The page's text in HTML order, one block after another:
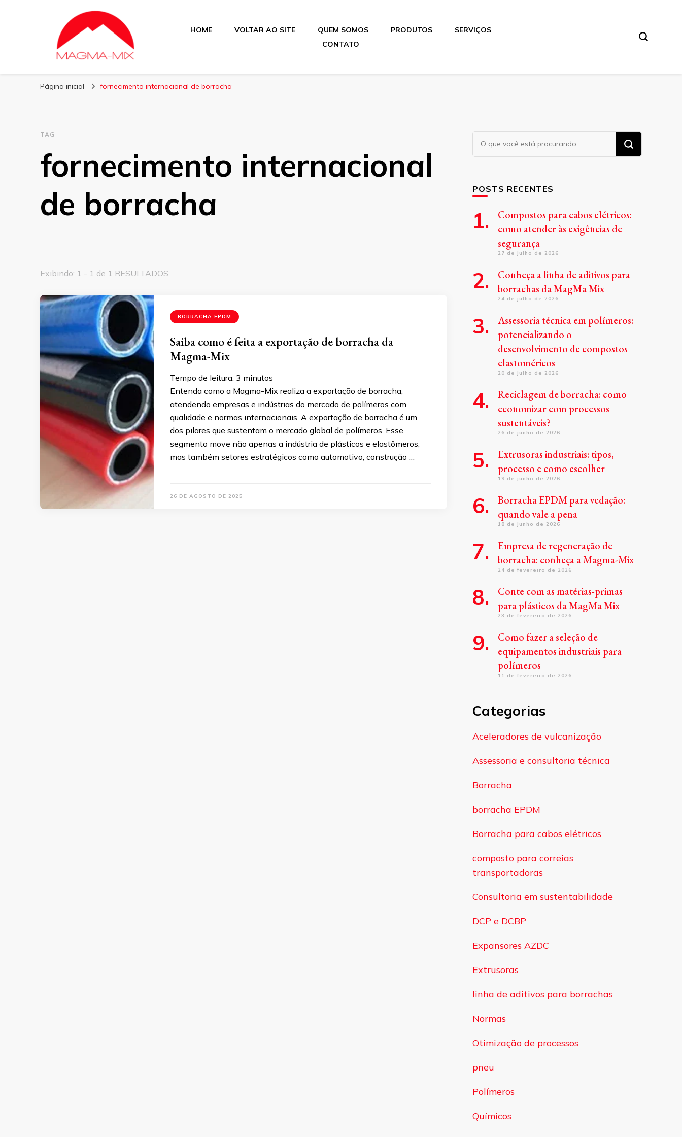
Blog Magma-Mix
HOME VOLTAR AO SITE QUEM SOMOS PRODUTOS
SERVIÇOS
CONTATO
Página inicial fornecimento internacional de borracha
TAG
fornecimento internacional
de borracha
Exibindo: 1 - 1 de 1 RESULTADOS
BORRACHA EPDM
Saiba como é feita a exportação de borracha da
Magma-Mix
Tempo de leitura: 3 minutos
Entenda como a Magma-Mix realiza a exportação de borracha,
atendendo empresas e indústrias do mercado de polímeros com
qualidade e normas internacionais. A exportação de borracha é um
dos pilares que sustentam o mercado global de polímeros. Esse
segmento move não apenas a indústria de plásticos e elastômeros,
mas também setores estratégicos como automotivo, construção …
26 DE AGOSTO DE 2025
Procurando
algo?
POSTS RECENTES
Compostos para cabos elétricos:
como atender às exigências de
segurança
27 de julho de 2026
Conheça a linha de aditivos para
borrachas da MagMa Mix
24 de julho de 2026
Assessoria técnica em polímeros:
potencializando o
desenvolvimento de compostos
elastoméricos
20 de julho de 2026
Reciclagem de borracha: como
economizar com processos
sustentáveis?
26 de junho de 2026
Extrusoras industriais: tipos,
processo e como escolher
19 de junho de 2026
Borracha EPDM para vedação:
quando vale a pena
18 de junho de 2026
Empresa de regeneração de
borracha: conheça a Magma-Mix
24 de fevereiro de 2026
Conte com as matérias-primas
para plásticos da MagMa Mix
23 de fevereiro de 2026
Como fazer a seleção de
equipamentos industriais para
polímeros
11 de fevereiro de 2026
Categorias
Aceleradores de vulcanização
Assessoria e consultoria técnica
Borracha
borracha EPDM
Borracha para cabos elétricos
composto para correias
transportadoras
Consultoria em sustentabilidade
DCP e DCBP
Expansores AZDC
Extrusoras
linha de aditivos para borrachas
Normas
Otimização de processos
pneu
Polímeros
Químicos